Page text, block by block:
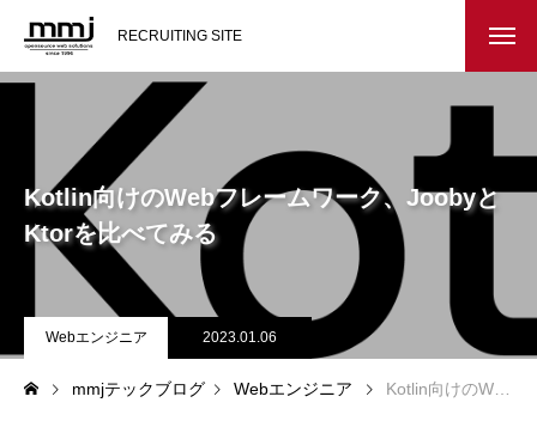
RECRUITING SITE
メッセージ
会社概要
インタビュー
スタッフ紹介
仕事を知る
Kotlin向けのWebフレームワーク、Joobyと
Ktorを比べてみる
Webエンジニア 2023.01.06
mmjテックブログ Webエンジニア Kotlin向けのWebフレームワーク、JoobyとKtorを比べてみる